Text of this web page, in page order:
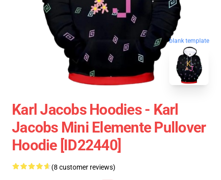
blank template
Karl Jacobs Hoodies - Karl
Jacobs Mini Elemente Pullover
Hoodie [ID22440]
(8 customer reviews)